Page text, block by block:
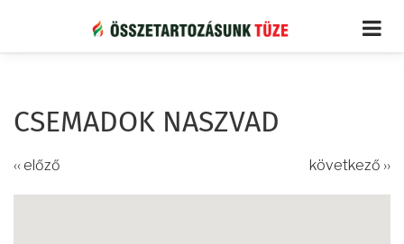
tartalomra
CSEMADOK NASZVAD
‹‹ előző következő ››